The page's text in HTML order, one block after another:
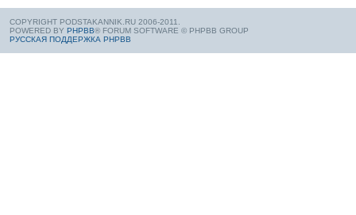
COPYRIGHT PODSTAKANNIK.RU 2006-2011.
POWERED BY PHPBB® FORUM SOFTWARE © PHPBB GROUP
РУССКАЯ ПОДДЕРЖКА PHPBB